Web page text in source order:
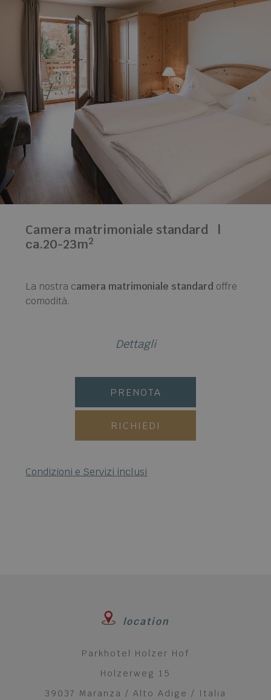
Camera matrimoniale standard
|
ca.20-23m2
La nostra camera matrimoniale standard offre
comodità.
Dettagli
PRENOTA
RICHIEDI
Condizioni e Servizi inclusi
location
Parkhotel Holzer Hof
Holzerweg 15
39037 Maranza / Alto Adige / Italia